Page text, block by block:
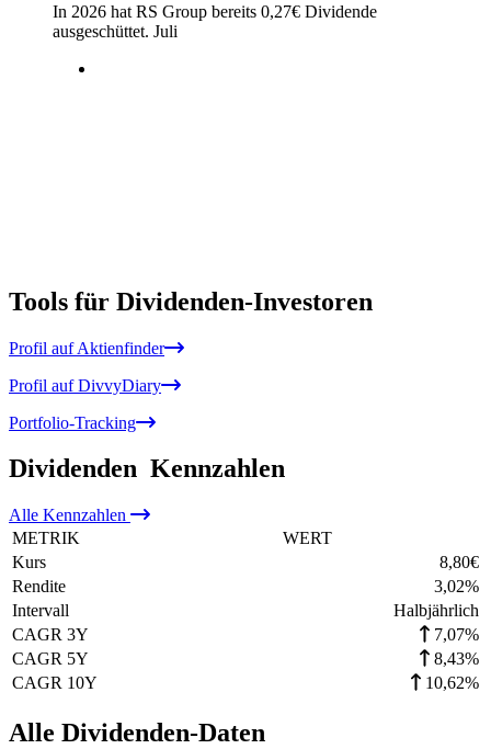
In 2026 hat RS Group bereits 0,27€ Dividende
ausgeschüttet. Juli
Tools für Dividenden-Investoren
Profil auf Aktienfinder
Profil auf DivvyDiary
Portfolio-Tracking
Dividenden Kennzahlen
Alle Kennzahlen
METRIK
WERT
Kurs
8,80€
Rendite
3,02%
Intervall
Halbjährlich
CAGR 3Y
7,07%
CAGR 5Y
8,43%
CAGR 10Y
10,62%
Alle Dividenden-Daten